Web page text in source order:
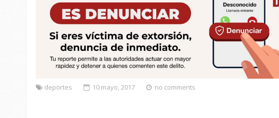
deportes 10 mayo, 2017 no comments